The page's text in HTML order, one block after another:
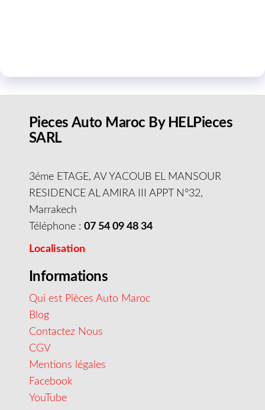
Pieces Auto Maroc By HELPieces
SARL
3éme ETAGE, AV YACOUB EL MANSOUR
RESIDENCE AL AMIRA III APPT N°32,
Marrakech
Téléphone : 07 54 09 48 34
Localisation
Informations
Qui est Pièces Auto Maroc
Blog
Contactez Nous
CGV
Mentions légales
Facebook
YouTube